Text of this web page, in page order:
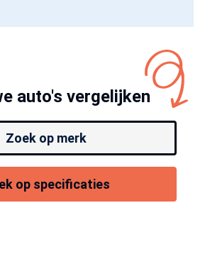
auto's vergelijken
Zoek op merk
op specificaties